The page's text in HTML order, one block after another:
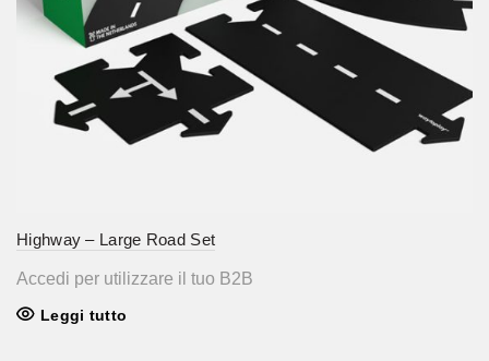
Highway – Large Road Set
Accedi per utilizzare il tuo B2B
Leggi tutto